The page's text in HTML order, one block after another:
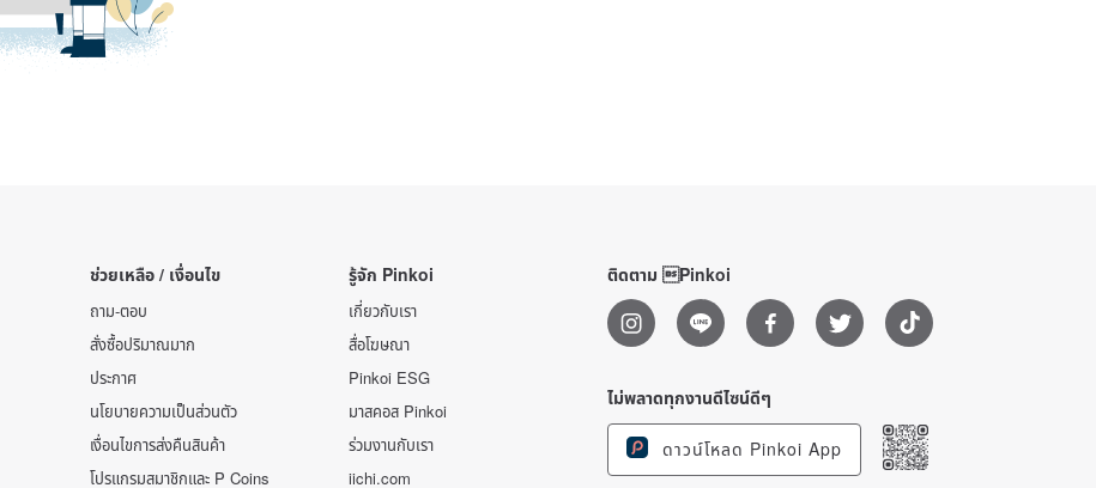
ช่วยเหลือ / เงื่อนไข
ถาม-ตอบ
สั่งซื้อปริมาณมาก
ประกาศ
นโยบายความเป็นส่วนตัว
เงื่อนไขการส่งคืนสินค้า
โปรแกรมสมาชิกและ P Coins
รู้จัก Pinkoi
เกี่ยวกับเรา
สื่อโฆษณา
Pinkoi ESG
มาสคอส Pinkoi
ร่วมงานกับเรา
iichi.com
ติดตาม Pinkoi
ไม่พลาดทุกงานดีไซน์ดีๆ
ดาวน์โหลด Pinkoi App